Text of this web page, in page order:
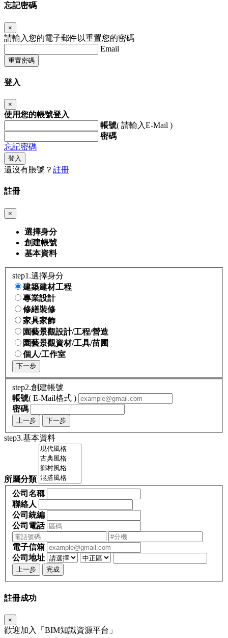
忘記密碼
×
請輸入您的電子郵件以重置您的密碼
Email
重置密碼
登入
×
使用您的帳號登入
帳號( 請輸入E-Mail )
密碼
忘記密碼
登入
還沒有賬號？ 註冊
註冊
×
選擇身分
創建帳號
基本資料
step1.選擇身分
建築建材工程
專業設計
修繕裝修
家具家飾
園藝景觀設計/工程/營造
園藝景觀資材/工具/苗圃
個人/工作室
下一步
step2.創建帳號
帳號( E-Mail格式 )
密碼
上一步 下一步
step3.基本資料
所屬分類
公司名稱
聯絡人
公司統編
公司電話
電子信箱
公司地址
上一步 完成
註冊成功
×
歡迎加入「 BIM知識資源平台」